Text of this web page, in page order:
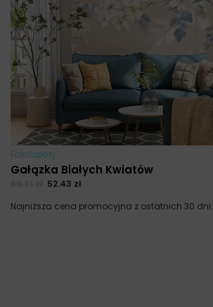
Fototapety
Gałązka Białych Kwiatów
52.43 zł
Najniższa cena promocyjna z ostatnich 30 dni: